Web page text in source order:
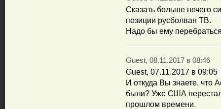
Сказать больше нечего
позиции русболван ТВ.
Надо бы ему
Guest, 08.11.2017 в 08:46
Guest, 07.11.2017 в 09:05
И откуда Вы знаете, что
были? Уже США
прошлом времени.